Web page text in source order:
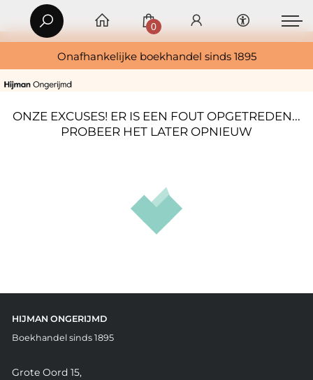
Onafhankelijke boekhandel sinds 1895
0
ONZE EXCUSES! ER IS EEN FOUT OPGETREDEN...
PROBEER HET LATER OPNIEUW
HIJMAN ONGERIJMD
Boekhandel sinds 1895
Grote Oord 15,